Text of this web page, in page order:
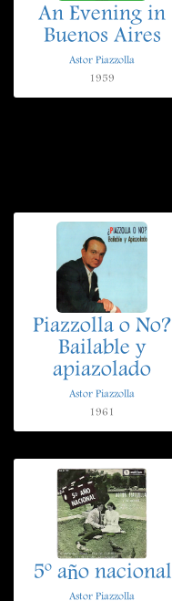
An Evening in
Buenos Aires
Astor Piazzolla
1959
Piazzolla o No?
Bailable y
apiazolado
Astor Piazzolla
1961
5º año nacional
Astor Piazzolla